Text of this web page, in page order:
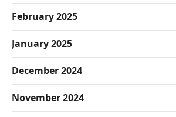
February 2025
January 2025
December 2024
November 2024